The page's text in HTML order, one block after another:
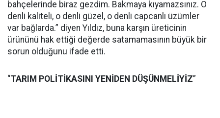
bahçelerinde biraz gezdim. Bakmaya kıyamazsınız. O
denli kaliteli, o denli güzel, o denli capcanlı üzümler
var bağlarda.” diyen Yıldız, buna karşın üreticinin
ürününü hak ettiği değerde satamamasının büyük bir
sorun olduğunu ifade etti.
“TARIM POLİTİKASINI YENİDEN DÜŞÜNMELİYİZ”